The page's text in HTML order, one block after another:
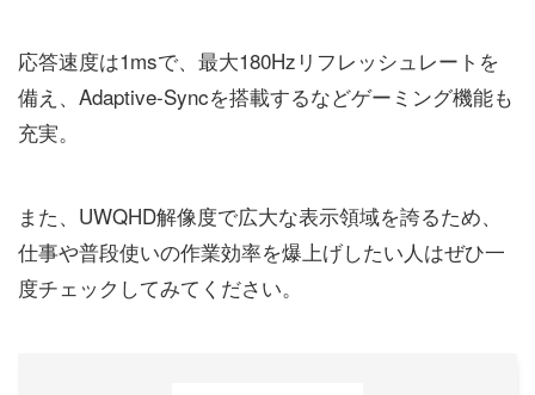
応答速度は1msで、最大180Hzリフレッシュレートを
備え、Adaptive-Syncを搭載するなどゲーミング機能も
充実。
また、UWQHD解像度で広大な表示領域を誇るため、
仕事や普段使いの作業効率を爆上げしたい人はぜひ一
度チェックしてみてください。